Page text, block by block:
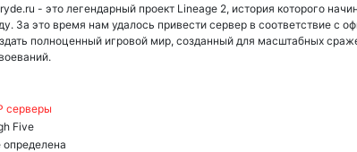
- это легендарный проект Lineage 2, история которого
За это время нам удалось привести сервер в соответствие с
полноценный игровой мир, созданный для масштабных
серверы
Five
определена